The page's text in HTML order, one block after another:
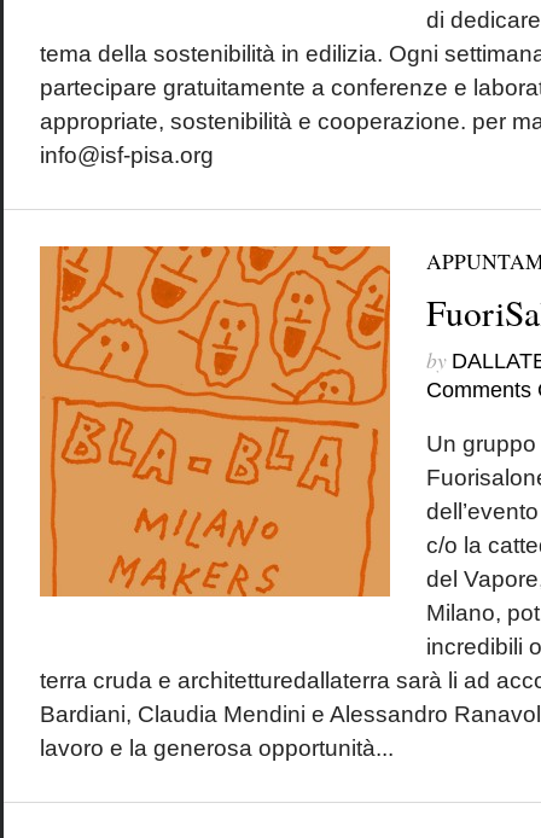
di
tema della sostenibilità in edilizia. Ogni
partecipare gratuitamente a conferenze e
appropriate, sostenibilità e cooperazione. per
info@isf-pisa.org
by
Comments
Un
c/o la
del
Milano,
incredibili
terra cruda e architetturedallaterra sarà li ad
Bardiani, Claudia Mendini e Alessandro
lavoro e la generosa opportunità...